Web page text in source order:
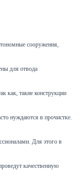
сооружения,
для отвода
как, такие конструкции
нуждаются в прочистке.
Для этого в
качественную